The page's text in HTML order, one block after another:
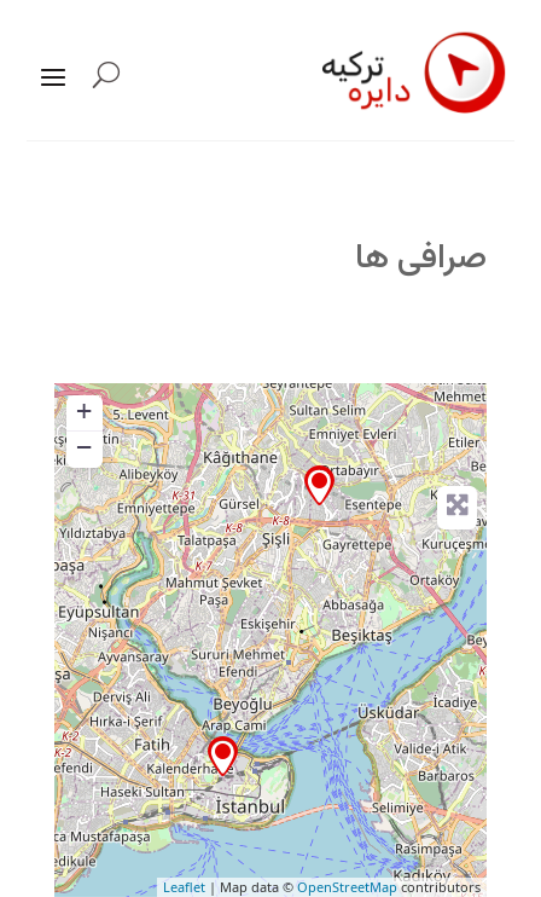
صرافی ها
+
−
Leaflet | Map data ©OpenStreetMapcontributors